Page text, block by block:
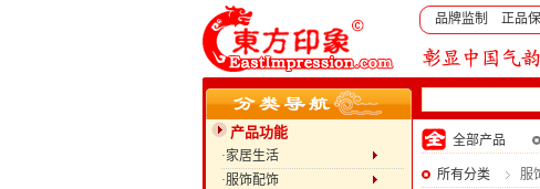
品牌监制 正品
产品功能
·家居生活
·服饰配饰
全部产品
所有分类
服